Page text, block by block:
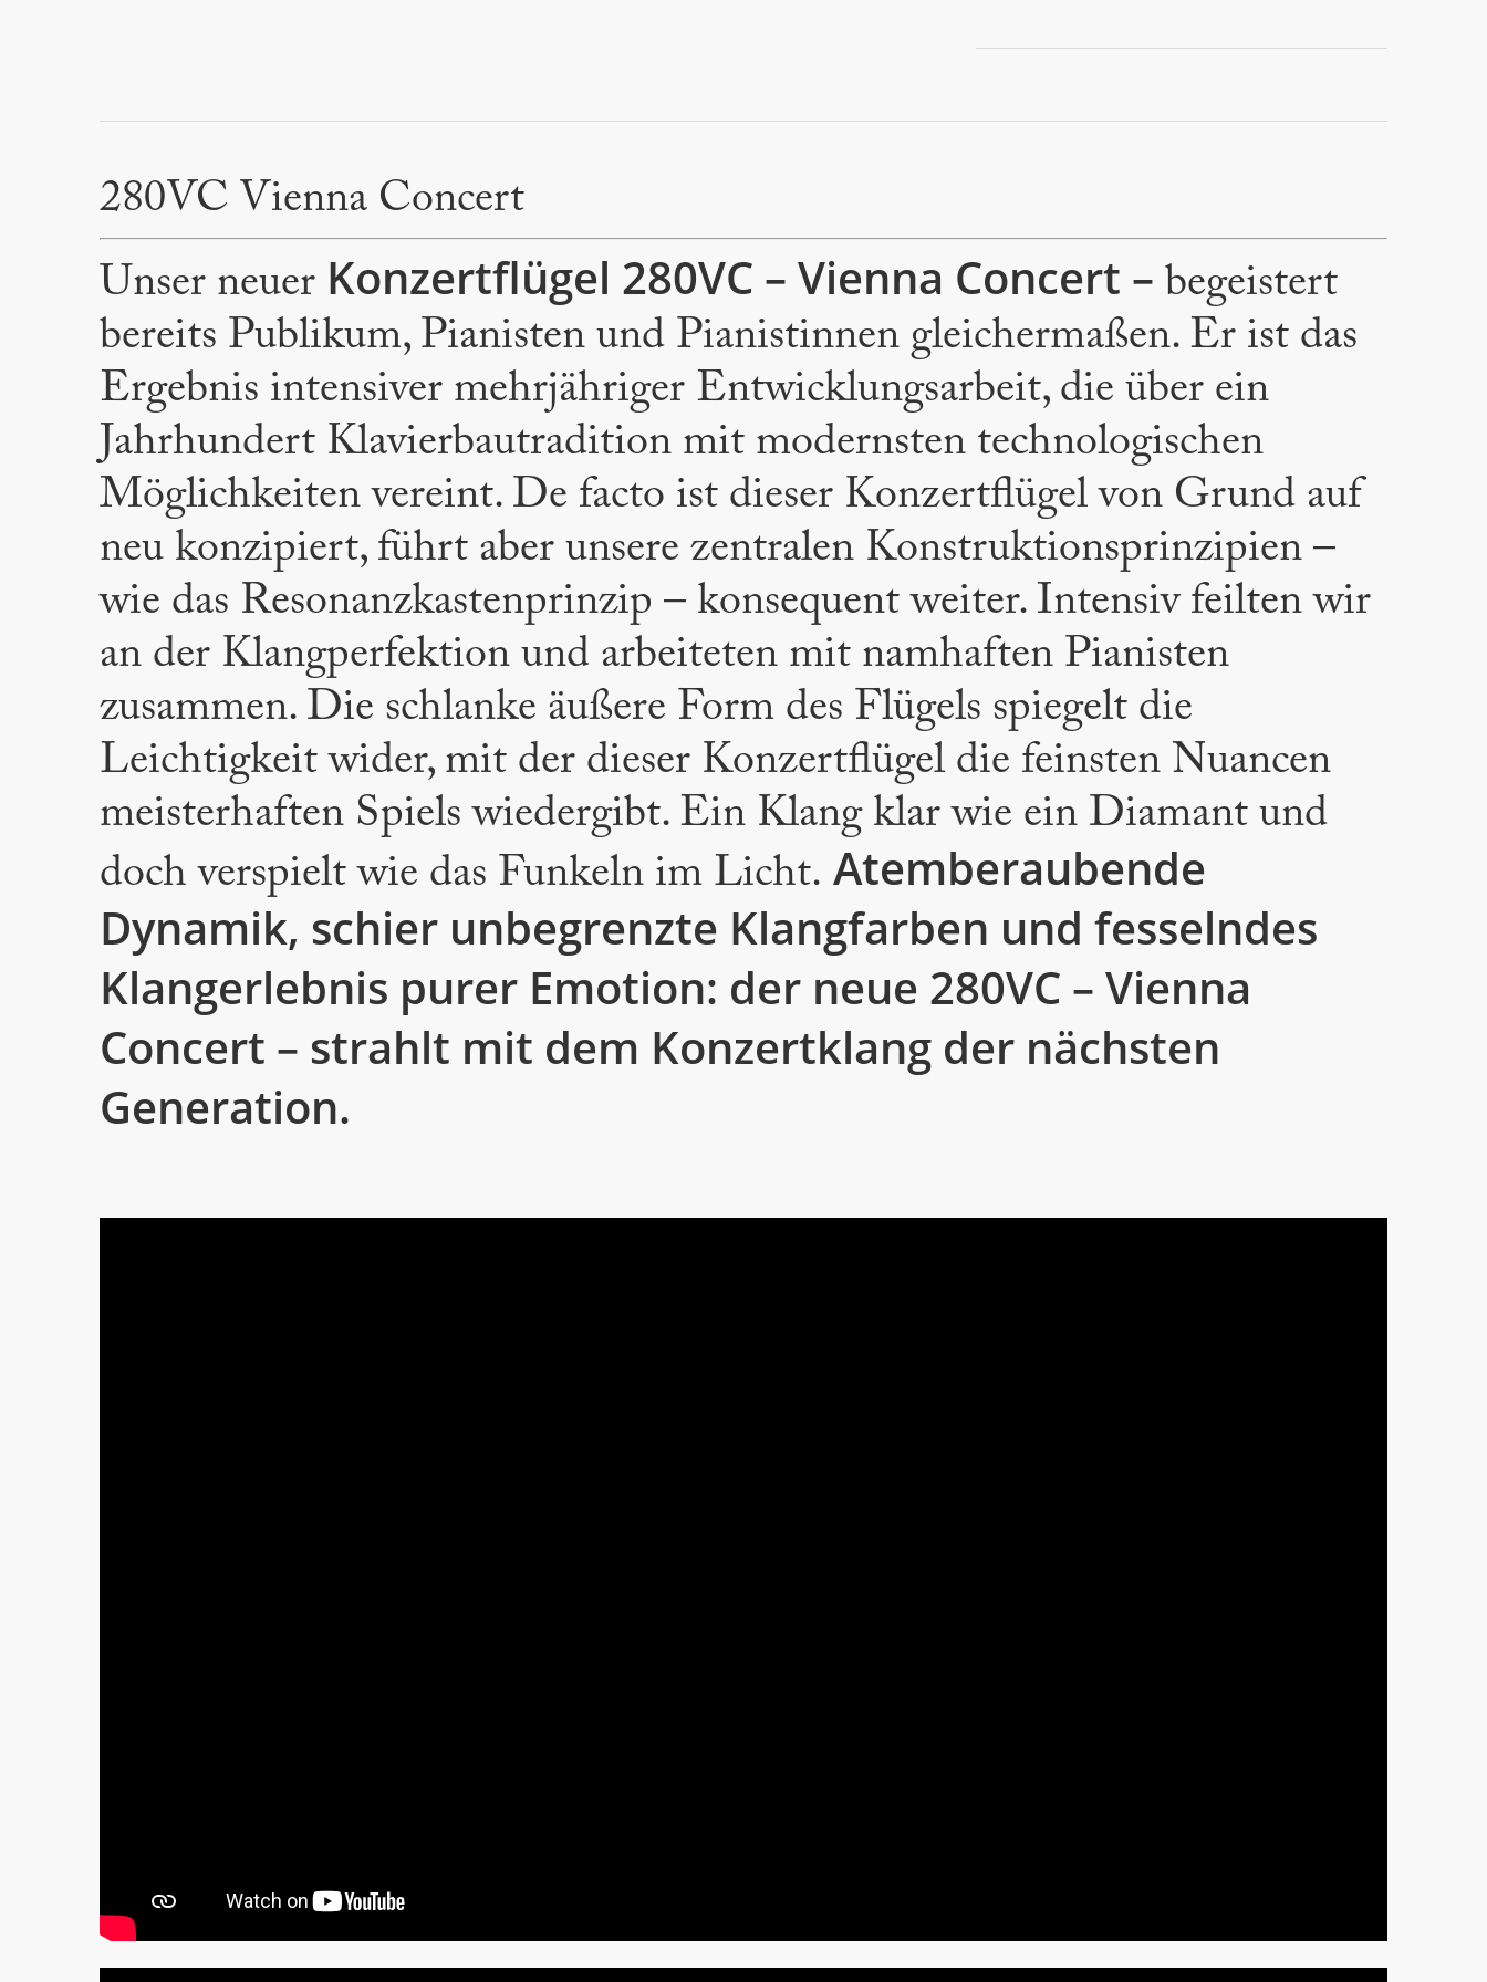
280VC Vienna Concert
Unser neuer Konzertflügel 280VC – Vienna Concert –begeistert
bereits Publikum, Pianisten und Pianistinnen gleichermaßen. Er ist das
Ergebnis intensiver mehrjähriger Entwicklungsarbeit, die über ein
Jahrhundert Klavierbautradition mit modernsten technologischen
Möglichkeiten vereint. De facto ist dieser Konzertflügel von Grund auf
neu konzipiert, führt aber unsere zentralen Konstruktionsprinzipien –
wie das Resonanzkastenprinzip – konsequent weiter. Intensiv feilten wir
an der Klangperfektion und arbeiteten mit namhaften Pianisten
zusammen. Die schlanke äußere Form des Flügels spiegelt die
Leichtigkeit wider, mit der dieser Konzertflügel die feinsten Nuancen
meisterhaften Spiels wiedergibt. Ein Klang klar wie ein Diamant und
doch verspielt wie das Funkeln im Licht.Atemberaubende
Dynamik, schier unbegrenzte Klangfarben und fesselndes
Klangerlebnis purer Emotion: der neue 280VC – Vienna
Concert – strahlt mit dem Konzertklang der nächsten
Generation.